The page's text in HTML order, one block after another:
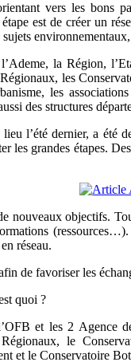
vers les bons
est de créer un
la Région,
les
les
des structures
l’été dernier, a été
les grandes étapes.
nouveaux objectifs.
réseau.
de favoriser les
quoi ?
et les 2 Agence
le
et le Conservatoire